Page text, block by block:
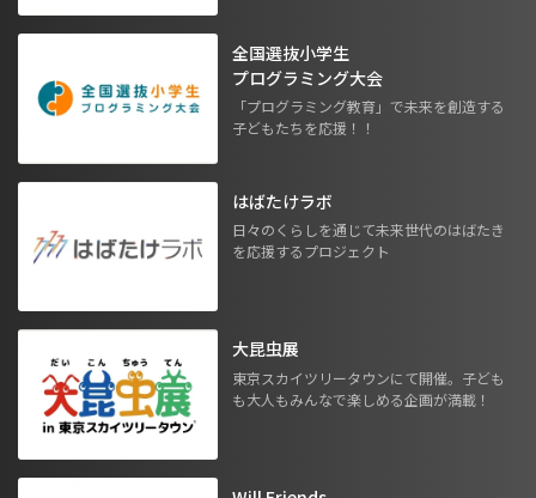
全国選抜小学生
プログラミング大会
「プログラミング教育」で未来を創造する
子どもたちを応援！！
はばたけラボ
日々のくらしを通じて未来世代のはばたき
を応援するプロジェクト
大昆虫展
東京スカイツリータウンにて開催。子ども
も大人もみんなで楽しめる企画が満載！